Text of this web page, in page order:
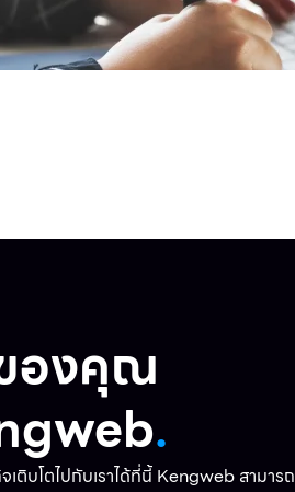
องคุณ
.
ติบโตไปกับเราได้ที่นี้ Kengweb สามารถ